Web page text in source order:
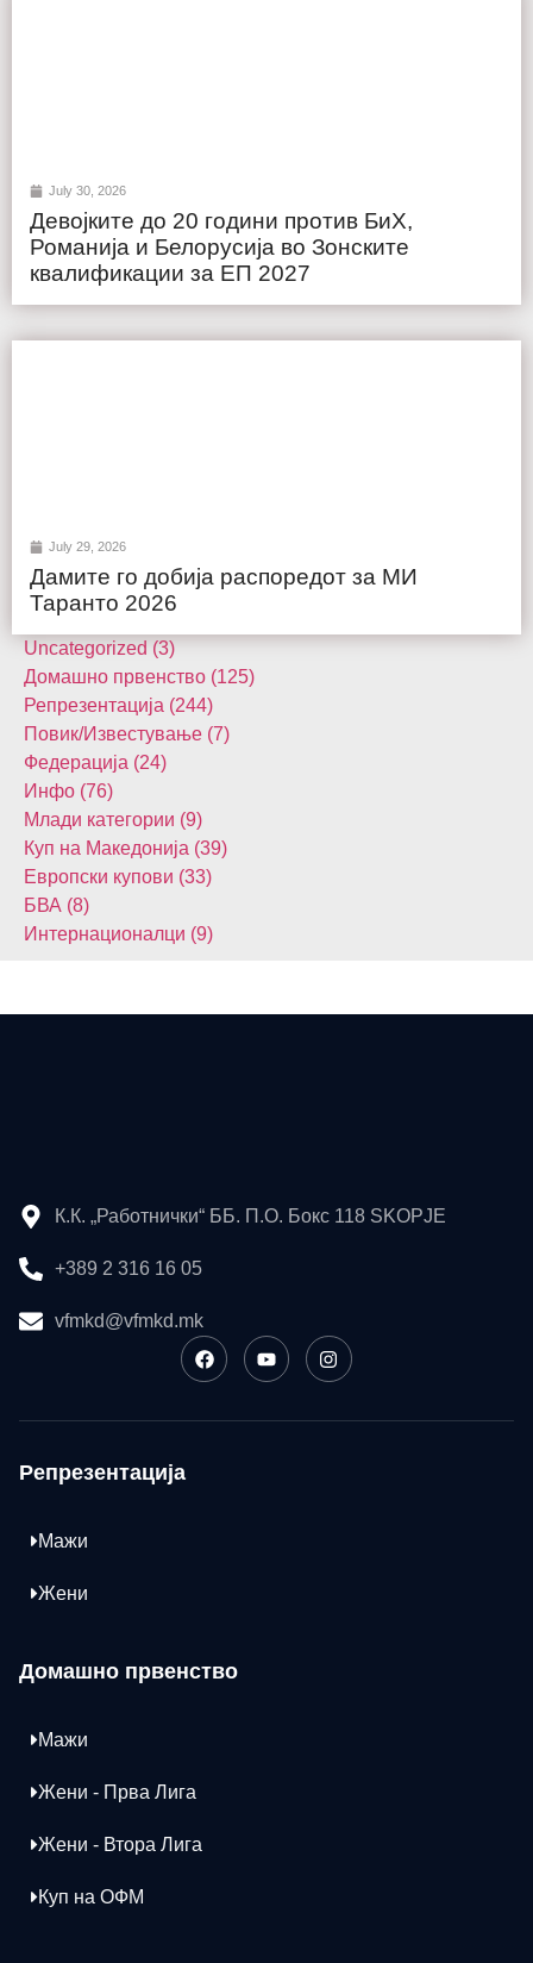
July 30, 2026
Девојките до 20 години против БиХ,
Романија и Белорусија во Зонските
квалификации за ЕП 2027
July 29, 2026
Дамите го добија распоредот за МИ
Таранто 2026
Uncategorized (3)
Домашнo првенство (125)
Репрезентација (244)
Повик/Известување (7)
Федерација (24)
Инфо (76)
Млади категории (9)
Куп на Македонија (39)
Европски купови (33)
БВА (8)
Интернационалци (9)
К.К. „Работнички“ ББ. П.О. Бокс 118 SKOPJE
+389 2 316 16 05
vfmkd@vfmkd.mk
Репрезентација
Мажи
Жени
Домашно првенство
Мажи
Жени - Прва Лига
Жени - Втора Лига
Куп на ОФМ